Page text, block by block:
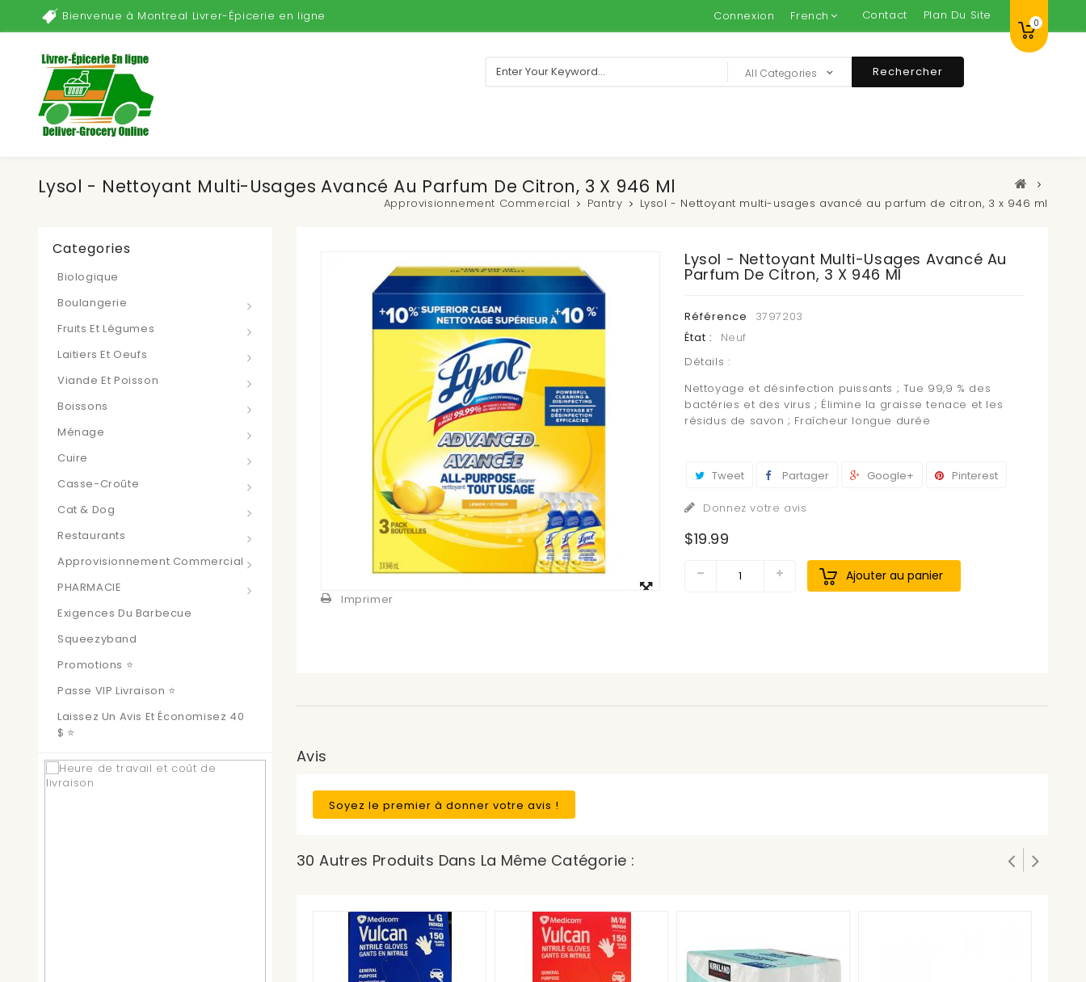
Contact Plan Du Site
French
Bienvenue à Montreal Livrer-Épicerie en ligne Connexion 0
All Categories Rechercher
Lysol - Nettoyant Multi-Usages Avancé Au Parfum De Citron, 3 X 946 Ml
Approvisionnement Commercial Pantry Lysol - Nettoyant multi-usages avancé au parfum de citron, 3 x 946 ml
Categories
Biologique
Boulangerie
Fruits Et Légumes
Laitiers Et Oeufs
Viande Et Poisson
Boissons
Ménage
Cuire
Casse-Croûte
Cat & Dog
Restaurants
Approvisionnement Commercial
PHARMACIE
Exigences Du Barbecue
Squeezyband
Promotions ⭐
Passe VIP Livraison ⭐
Laissez Un Avis Et Économisez 40
$ ⭐
Imprimer
Lysol - Nettoyant Multi-Usages Avancé Au
Parfum De Citron, 3 X 946 Ml
Référence
3797203
État :
Neuf
Détails :
Nettoyage et désinfection puissants ; Tue 99,9 % des
bactéries et des virus ; Élimine la graisse tenace et les
résidus de savon ; Fraîcheur longue durée
Tweet Partager Google+ Pinterest
Donnez votre avis
$19.99
Ajouter au panier
Avis
Soyez le premier à donner votre avis !
30 Autres Produits Dans La Même Catégorie :